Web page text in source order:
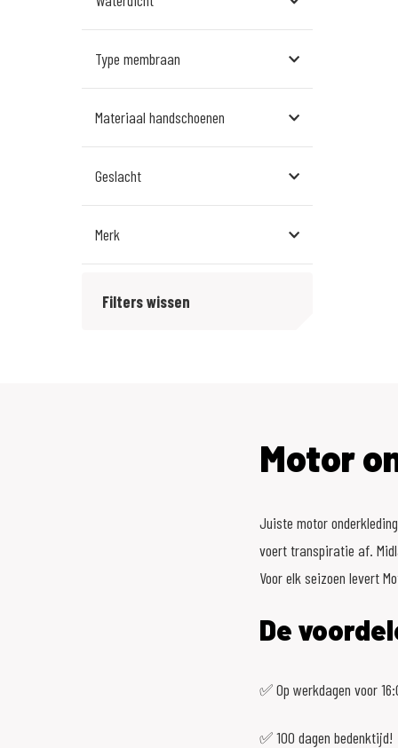
XXXL
Type membraan
Materiaal handschoenen
Geslacht
Unisex
Merk
Filters wissen
Motor
Juiste motor
voert transpiratie af.
Voor elk seizoen levert
De
✅ Op werkdagen voor
✅ 100 dagen bedenktijd!